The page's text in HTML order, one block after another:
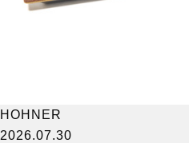
HOHNER
2026.07.30